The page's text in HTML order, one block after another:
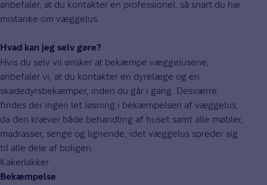
anbefaler, at du kontakter en professionel, så snart du har
mistanke om væggelus.
Hvad kan jeg selv gøre?
Hvis du selv vil ønsker at bekæmpe væggelusene,
anbefaler vi, at du kontakter en dyrelæge og en
skadedyrsbekæmper, inden du går i gang. Desværre
findes der ingen let løsning i bekæmpelsen af væggelus,
da den kræver både behandling af huset samt alle møbler,
madrasser, senge og lignende, idet væggelus spreder sig
til alle dele af boligen.
Kakerlakker
Bekæmpelse